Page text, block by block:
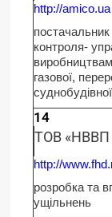
http://amico.ua
контроля-
газової,
14
ТОВ «НВВП
http://
розробка та
ущільнень